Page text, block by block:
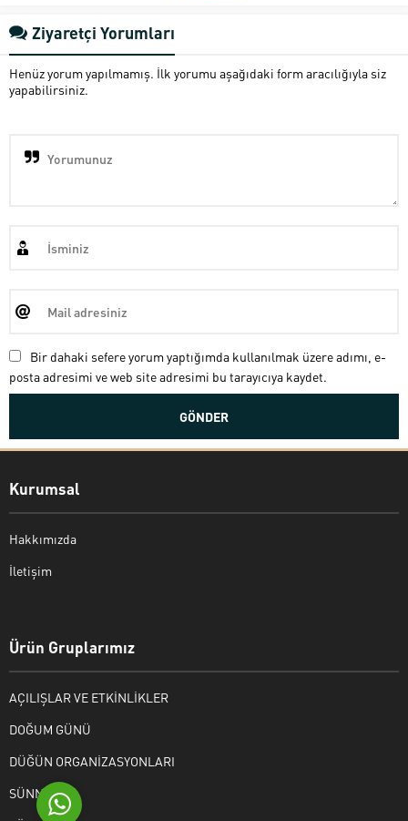
Ziyaretçi Yorumları
Henüz yorum yapılmamış. İlk yorumu aşağıdaki form aracılığıyla siz
yapabilirsiniz.
Bir dahaki sefere yorum yaptığımda kullanılmak üzere adımı, e-
posta adresimi ve web site adresimi bu tarayıcıya kaydet.
Kurumsal
Hakkımızda
İletişim
Ürün Gruplarımız
AÇILIŞLAR VE ETKİNLİKLER
DOĞUM GÜNÜ
DÜĞÜN ORGANİZASYONLARI
SÜNNET